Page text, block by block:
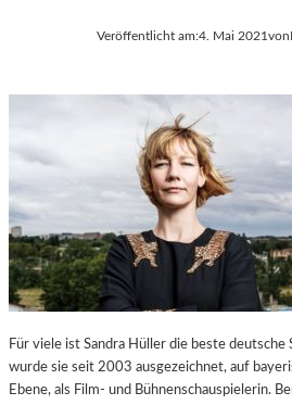
Veröffentlicht am:4. Mai 2021von
Für viele ist Sandra Hüller die beste deutsche
wurde sie seit 2003 ausgezeichnet, auf
Ebene, als Film- und Bühnenschauspielerin.